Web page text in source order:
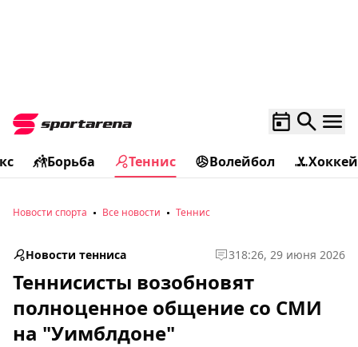
Борьба Теннис Волейбол Хоккей
Новости спорта Все новости Теннис
Новости тенниса 318:26, 29 июня 2026
Теннисисты возобновят
полноценное общение со СМИ
на "Уимблдоне"